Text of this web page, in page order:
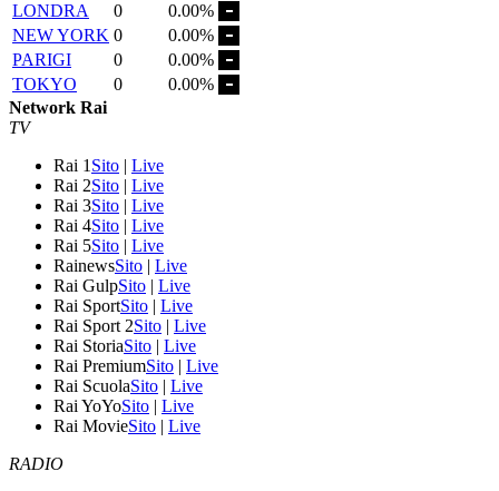
LONDRA
0
0.00%
NEW YORK 0
0.00%
PARIGI
0
0.00%
TOKYO
0
0.00%
Network Rai
TV
Rai 1 Sito | Live
Rai 2Sito | Live
Rai 3Sito | Live
Rai 4Sito | Live
Rai 5Sito | Live
RainewsSito | Live
Rai GulpSito | Live
Rai SportSito | Live
Rai Sport 2Sito | Live
Rai StoriaSito | Live
Rai PremiumSito | Live
Rai ScuolaSito | Live
Rai YoYoSito | Live
Rai MovieSito | Live
RADIO